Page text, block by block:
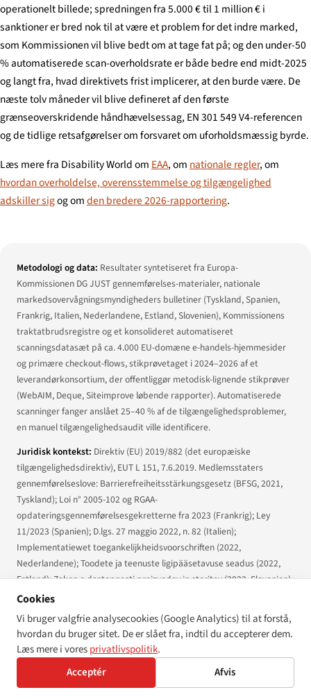
operationelt billede; spredningen fra 5.000 € til 1 million € i
sanktioner er bred nok til at være et problem for det indre marked,
som Kommissionen vil blive bedt om at tage fat på; og den under-50
% automatiserede scan-overholdsrate er både bedre end midt-2025
og langt fra, hvad direktivets frist implicerer, at den burde være. De
næste tolv måneder vil blive defineret af den første
grænseoverskridende håndhævelsessag, EN 301 549 V4-referencen
og de tidlige retsafgørelser om forsvaret om uforholdsmæssig byrde.
Læs mere fra Disability World om EAA, om nationale regler, om
hvordan overholdelse, overensstemmelse og tilgængelighed
adskiller sigog omden bredere 2026-rapportering.
Metodologi og data: Resultater syntetiseret fra Europa-
Kommissionen DG JUST gennemførelses-materialer, nationale
markedsovervågningsmyndigheders bulletiner (Tyskland, Spanien,
Frankrig, Italien, Nederlandene, Estland, Slovenien), Kommissionens
traktatbrudsregistre og et konsolideret automatiseret
scanningsdatasæt på ca. 4.000 EU-domæne e-handels-hjemmesider
og primære checkout-flows, stikprøvetaget i 2024–2026 af et
leverandørkonsortium, der offentliggør metodisk-lignende stikprøver
(WebAIM, Deque, Siteimprove løbende rapporter). Automatiserede
scanninger fanger anslået 25–40 % af de tilgængelighedsproblemer,
en manuel tilgængelighedsaudit ville identificere.
Juridisk kontekst: Direktiv (EU) 2019/882 (det europæiske
tilgængelighedsdirektiv), EUT L 151, 7.6.2019. Medlemsstaters
gennemførelseslove: Barrierefreiheitsstärkungsgesetz (BFSG, 2021,
Tyskland); Loi n° 2005-102 og RGAA-
opdateringsgennemførelsesgekretterne fra 2023 (Frankrig); Ley
11/2023 (Spanien); D.lgs. 27 maggio 2022, n. 82 (Italien);
Implementatiewet toegankelijkheidsvoorschriften (2022,
Nederlandene);Toodete ja teenuste ligipääsetavuse seadus (2022,
Estland);Zakon o dostopnosti proizvodov in storitev(2022, Slovenien).
Harmoniseret standard: ETSI EN 301 549 V3.2.1, med V4 under
udkastning. W3C Retningslinjer for tilgængeligt webindhold (WCAG)
2.1 (juni 2018) og 2.2 (oktober 2023). Grænseoverskridende ramme:
Forordning (EU) 2019/1020. CRPD artikel 9 (Tilgængelighed) og den
valgfrie protokols individuelle kommunikationsprocedure.
Primære kilder:
Direktiv (EU) 2019/882, EUT L 151, 7.6.2019,eur-
Cookies
Vi bruger valgfrie analysecookies (Google Analytics) til at forstå,
hvordan du bruger sitet. De er slået fra, indtil du accepterer dem.
Læs mere i voresprivatlivspolitik.
Acceptér
Afvis